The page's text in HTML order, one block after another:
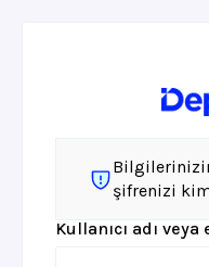
şifrenizi
Kullanıcı adı